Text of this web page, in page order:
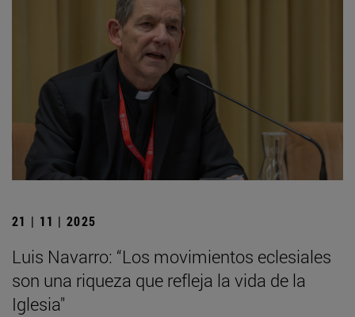
21 | 11 | 2025
Luis Navarro: “Los movimientos eclesiales
son una riqueza que refleja la vida de la
Iglesia"